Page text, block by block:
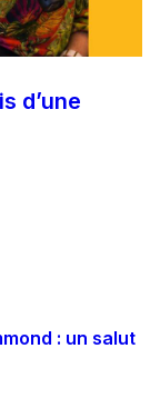
d’une
: un salut